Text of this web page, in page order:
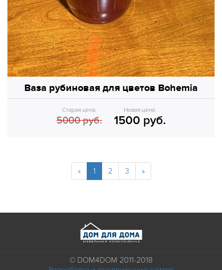
Ваза рубиновая для цветов Bohemia
Старая цена:
5000 руб.
Новая цена:
1500 руб.
« 1 2 3 »
© DOM4DOM 2011-2018